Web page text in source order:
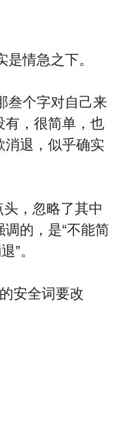
情急之下。
叁个字对自己来
有，很简单，也
消退，似乎确实
，忽略了其中
的，是“不能简
”。
安全词要改